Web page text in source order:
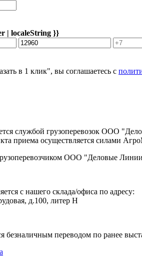
| localeString }}
в 1 клик", вы соглашаетесь с
службой грузоперевозок ООО
приема осуществляется силами
ООО "Деловые
с нашего склада/офиса по адресу:
д.100, литер Н
безналичным переводом по ранее